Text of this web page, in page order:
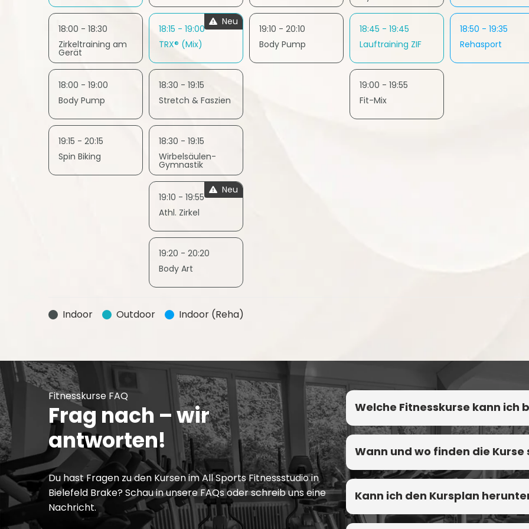
18:00 - 18:30
Zirkeltraining am
Gerät
18:00 - 19:00
Body Pump
19:15 - 20:15
Spin Biking
Neu
18:15 - 19:00
TRX® (Mix)
18:30 - 19:15
Stretch & Faszien
18:30 - 19:15
Wirbelsäulen-
Gymnastik
Neu
19:10 - 19:55
Athl. Zirkel
19:20 - 20:20
Body Art
19:10 - 20:10
Body Pump
18:45 - 19:45
Lauftraining ZIF
19:00 - 19:55
Fit-Mix
18:50 - 19:35
Rehasport
Indoor Outdoor Indoor (Reha)
Frag nach – wir
antworten!
Fitnesskurse FAQ
Du hast Fragen zu den Kursen im All Sports Fitnessstudio in
Bielefeld Brake? Schau in unsere FAQs oder schreib uns eine
Nachricht.
Welche Fitnesskurse kann ich
Wann und wo finden die
Kann ich den Kursplan